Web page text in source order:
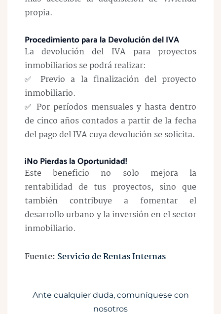
propia.
Procedimiento para la Devolución del IVA
La devolución del IVA para proyectos
inmobiliarios se podrá realizar:
✅ Previo a la finalización del proyecto
inmobiliario.
✅ Por períodos mensuales y hasta dentro
de cinco años contados a partir de la fecha
del pago del IVA cuya devolución se solicita.
¡No Pierdas la Oportunidad!
Este beneficio no solo mejora la
rentabilidad de tus proyectos, sino que
también contribuye a fomentar el
desarrollo urbano y la inversión en el sector
inmobiliario.
Fuente: Servicio de Rentas Internas
Ante cualquier duda, comuníquese con
nosotros